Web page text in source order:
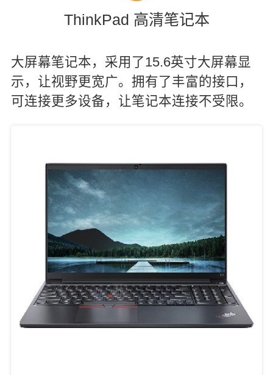
ThinkPad 高清笔记本
大屏幕笔记本，采用了15.6英寸大屏幕显
示，让视野更宽广。拥有了丰富的接口，
可连接更多设备，让笔记本连接不受限。